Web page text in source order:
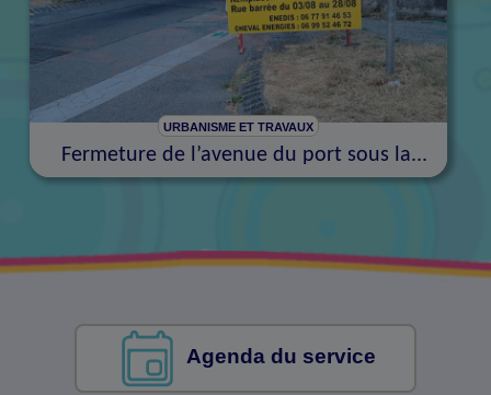
URBANISME ET TRAVAUX
Fermeture de l’avenue du port sous la...
Agenda du service